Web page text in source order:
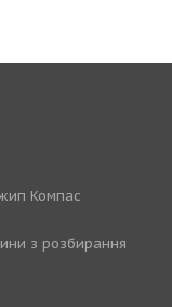
Компас
з розбирання